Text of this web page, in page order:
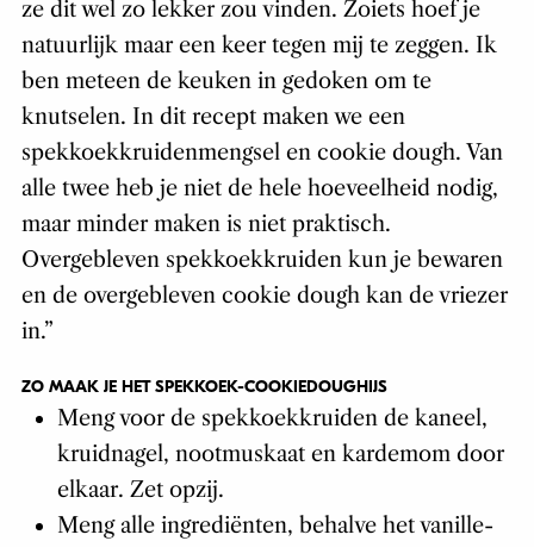
ze dit wel zo lekker zou vinden. Zoiets hoef je
natuurlijk maar een keer tegen mij te zeggen. Ik
ben meteen de keuken in gedoken om te
knutselen. In dit recept maken we een
spekkoekkruidenmengsel en cookie dough. Van
alle twee heb je niet de hele hoeveelheid nodig,
maar minder maken is niet praktisch.
Overgebleven spekkoekkruiden kun je bewaren
en de overgebleven cookie dough kan de vriezer
in.”
ZO MAAK JE HET SPEKKOEK-COOKIEDOUGHIJS
Meng voor de spekkoekkruiden de kaneel,
kruidnagel, nootmuskaat en kardemom door
elkaar. Zet opzij.
Meng alle ingrediënten, behalve het vanille-